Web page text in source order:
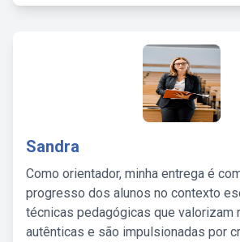
Sandra
Como orientador, minha entrega é
progresso dos alunos no contexto
técnicas pedagógicas que valorizam
autênticas e são impulsionadas por